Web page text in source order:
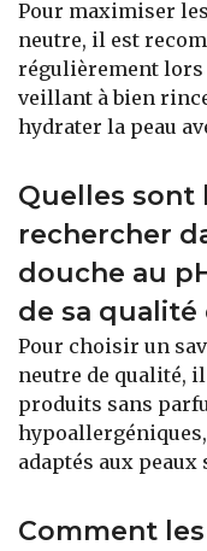
Pour maximiser
neutre, il est
régulièrement lors
veillant à bien
hydrater la peau
Quelles sont
rechercher
douche au
de sa qualité
Pour choisir un
neutre de qualité,
produits sans
adaptés aux peaux
Comment